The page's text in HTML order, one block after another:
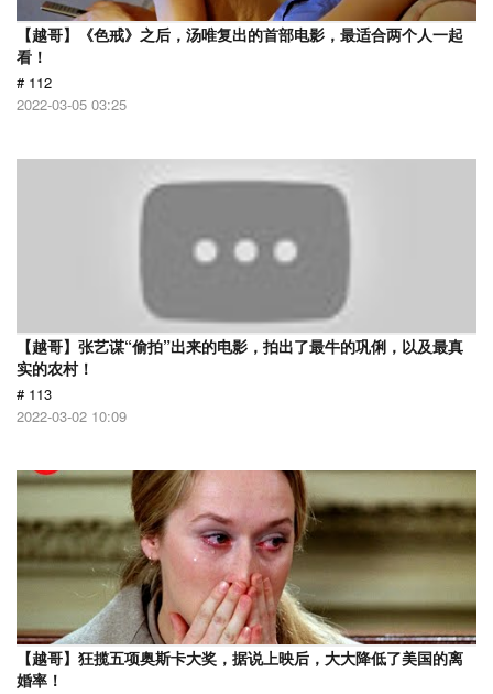
【越哥】《色戒》之后，汤唯复出的首部电影，最适合两个人一起
看！
# 112
2022-03-05 03:25
【越哥】张艺谋“偷拍”出来的电影，拍出了最牛的巩俐，以及最真
实的农村！
# 113
2022-03-02 10:09
【越哥】狂揽五项奥斯卡大奖，据说上映后，大大降低了美国的离
婚率！